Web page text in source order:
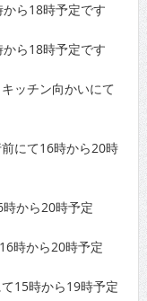
ら18時予定です
ら18時予定です
ッチン向かいにて
にて16時から20時
から20時予定
時から20時予定
15時から19時予定